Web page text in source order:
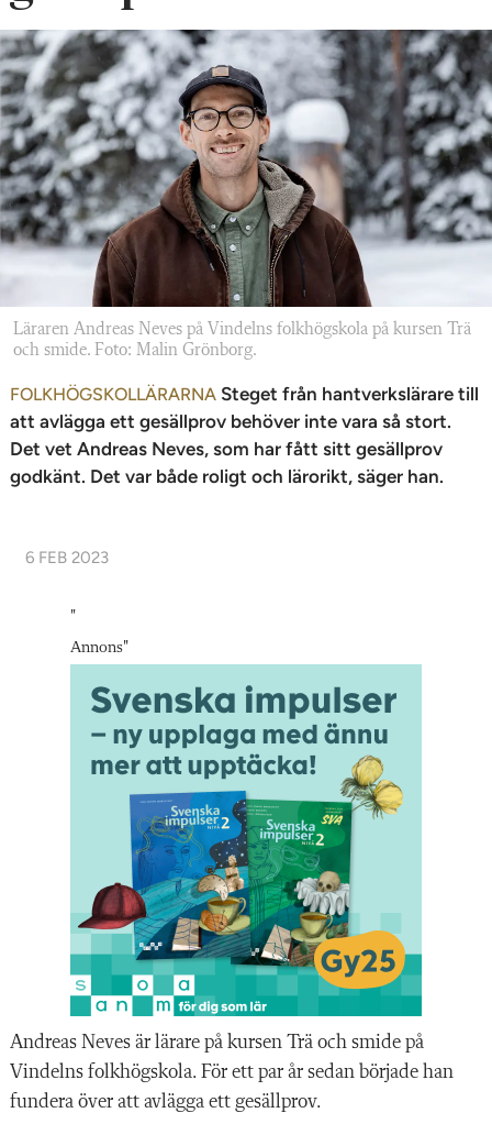
Läraren Andreas Neves på Vindelns folkhögskola på kursen Trä
och smide. Foto: Malin Grönborg.
FOLKHÖGSKOLLÄRARNA Steget från hantverkslärare till
att avlägga ett gesällprov behöver inte vara så stort.
Det vet Andreas Neves, som har fått sitt gesällprov
godkänt. Det var både roligt och lärorikt, säger han.
6 FEB 2023
"
Annons"
Andreas Neves är lärare på kursen Trä och smide på
Vindelns folkhögskola. För ett par år sedan började han
fundera över att avlägga ett gesällprov.